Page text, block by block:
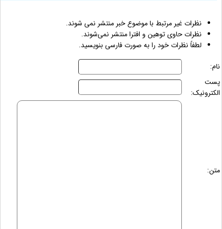
نظرات غیر مرتبط با موضوع خبر منتشر نمی شوند.
نظرات حاوی توهین و افترا منتشر نمی‌شوند.
لطفاً نظرات خود را به صورت فارسی بنویسید.
نام:
پست
الکترونیک:
متن: